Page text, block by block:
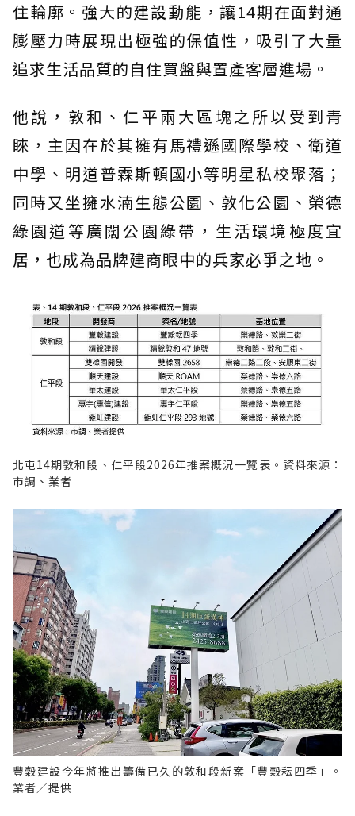
住輪廓。強大的建設動能，讓14期在面對通
膨壓力時展現出極強的保值性，吸引了大量
追求生活品質的自住買盤與置產客層進場。
他說，敦和、仁平兩大區塊之所以受到青
睞，主因在於其擁有馬禮遜國際學校、衛道
中學、明道普霖斯頓國小等明星私校聚落；
同時又坐擁水湳生態公園、敦化公園、榮德
綠園道等廣闊公園綠帶，生活環境極度宜
居，也成為品牌建商眼中的兵家必爭之地。
北屯14期敦和段、仁平段2026年推案概況一覽表。資料來源：
市調、業者
豐穀建設今年將推出籌備已久的敦和段新案「豐穀耘四季」。
業者／提供